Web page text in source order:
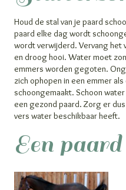
Houd de stal van je paard
paard elke dag wordt
wordt verwijderd. Vervang het
en droog hooi. Water moet
emmers worden gegoten.
zich ophopen in een emmer
schoongemaakt. Schoon
een gezond paard. Zorg er
vers water beschikbaar heeft.
Een